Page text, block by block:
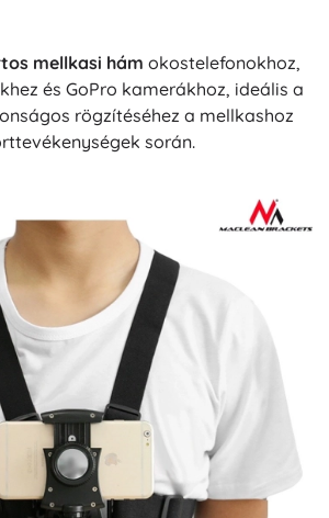
mellkasi hám okostelefonokhoz,
és GoPro kamerákhoz, ideális a
rögzítéséhez a mellkashoz
során.